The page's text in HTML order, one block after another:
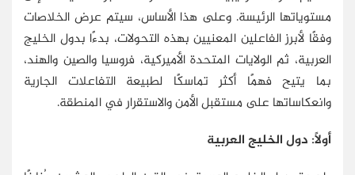
مستوياتها الرئيسة. وعلى هذا الأساس، سيتم عرض الخلاصات
وفقًا لأبرز الفاعلين المعنيين بهذه التحولات، بدءًا بدول الخليج
العربية، ثم الولايات المتحدة الأميركية، فروسيا والصين والهند،
بما يتيح فهمًا أكثر تماسكًا لطبيعة التفاعلات الجارية
وانعكاساتها على مستقبل الأمن والاستقرار في المنطقة.
أولًا: دول الخليج العربية